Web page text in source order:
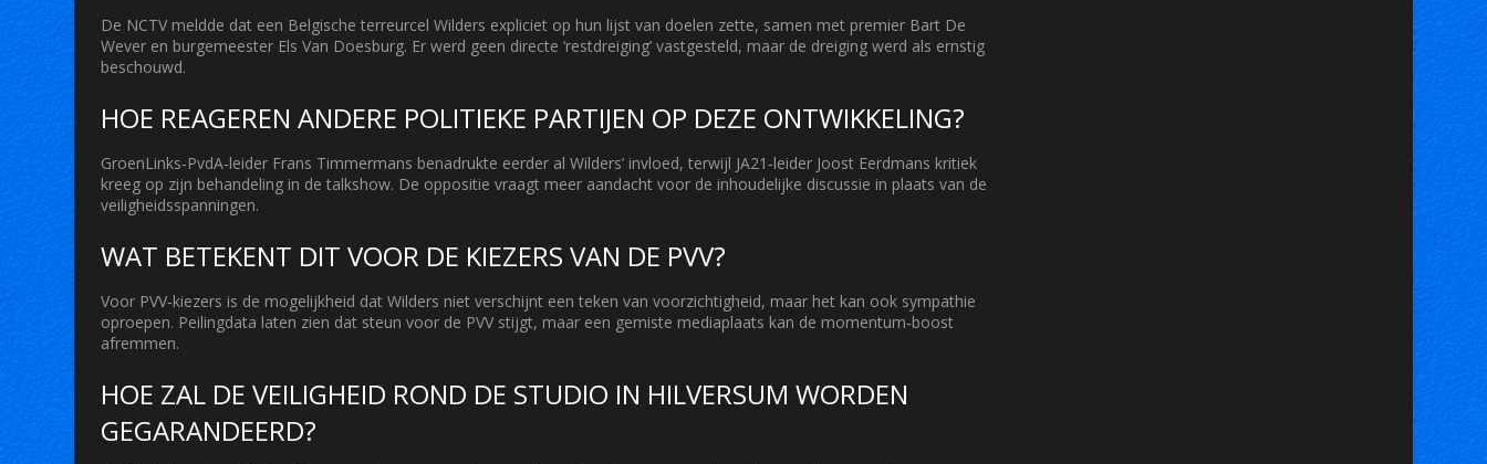
De NCTV meldde dat een Belgische terreurcel Wilders expliciet op hun lijst van doelen zette, samen met premier Bart De
Wever en burgemeester Els Van Doesburg. Er werd geen directe ‘restdreiging’ vastgesteld, maar de dreiging werd als ernstig
beschouwd.
HOE REAGEREN ANDERE POLITIEKE PARTIJEN OP DEZE ONTWIKKELING?
GroenLinks‑PvdA‑leider Frans Timmermans benadrukte eerder al Wilders’ invloed, terwijl JA21‑leider Joost Eerdmans kritiek
kreeg op zijn behandeling in de talkshow. De oppositie vraagt meer aandacht voor de inhoudelijke discussie in plaats van de
veiligheidsspanningen.
WAT BETEKENT DIT VOOR DE KIEZERS VAN DE PVV?
Voor PVV‑kiezers is de mogelijkheid dat Wilders niet verschijnt een teken van voorzichtigheid, maar het kan ook sympathie
oproepen. Peilingdata laten zien dat steun voor de PVV stijgt, maar een gemiste mediaplaats kan de momentum‑boost
afremmen.
HOE ZAL DE VEILIGHEID ROND DE STUDIO IN HILVERSUM WORDEN
GEGARANDEERD?